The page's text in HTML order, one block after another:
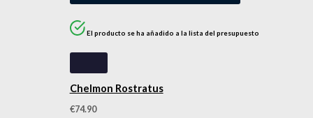
El producto se ha añadido a la lista del presupuesto
Chelmon Rostratus
€74.90